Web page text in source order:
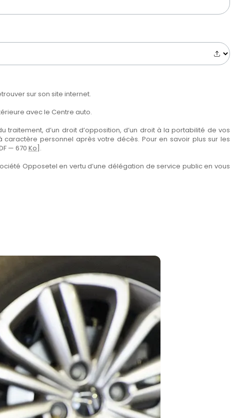
sur son site internet.
avec le Centre auto.
d’un droit d’opposition, d’un droit à la portabilité de vos
personnel après votre décès. Pour en savoir plus sur les
— 670 Ko].
Opposetel en vertu d’une délégation de service public en vous